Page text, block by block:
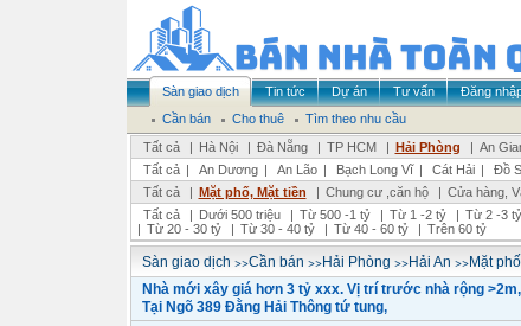
Sàn giao dịch Tin tức Dự án Tư vấn Đăng
Cần bán
Cho thuê
Tìm theo nhu cầu
Tất cả
| Hà Nội | Đà Nẵng | TP HCM | Hải Phòng | An
Tất cả | An Dương | An Lão | Bạch Long Vĩ | Cát Hải | Đồ
Tất cả
| Mặt phố, Mặt tiền | Chung cư ,căn hộ | Cửa hàng,
Tất cả
| Dưới 500 triệu | Từ 500 -1 tỷ | Từ 1 -2 tỷ | Từ 2 -3 tỷ
| Từ 20 - 30 tỷ | Từ 30 - 40 tỷ | Từ 40 - 60 tỷ | Trên 60 tỷ
Sàn giao dịch >>Cần bán >>Hải Phòng >>Hải An >>Mặt
Nhà mới xây giá hơn 3 tỷ xxx. Vị trí trước nhà rộng >2m,
Tại Ngõ 389 Đằng Hải Thông tứ tung,